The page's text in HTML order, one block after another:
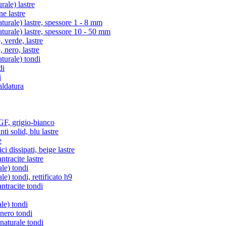
lastre
lastre
lastre, spessore 1 - 8 mm
lastre, spessore 10 - 50 mm
verde, lastre
nero, lastre
tondi
grigio-bianco
solid, blu lastre
dissipati, beige lastre
lastre
tondi
tondi, rettificato h9
tondi
tondi
tondi
tondi